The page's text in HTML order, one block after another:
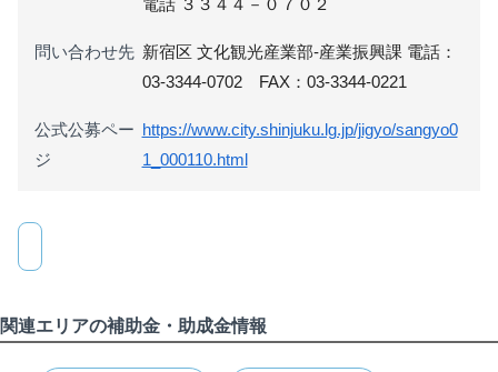
問い合わせ先 新宿区 文化観光産業部-産業振興課 電話：
03-3344-0702 FAX：03-3344-0221
公式公募ペー
ジ
https://www.city.shinjuku.lg.jp/jigyo/sangyo0
1_000110.html
関連エリアの補助金・助成金情報